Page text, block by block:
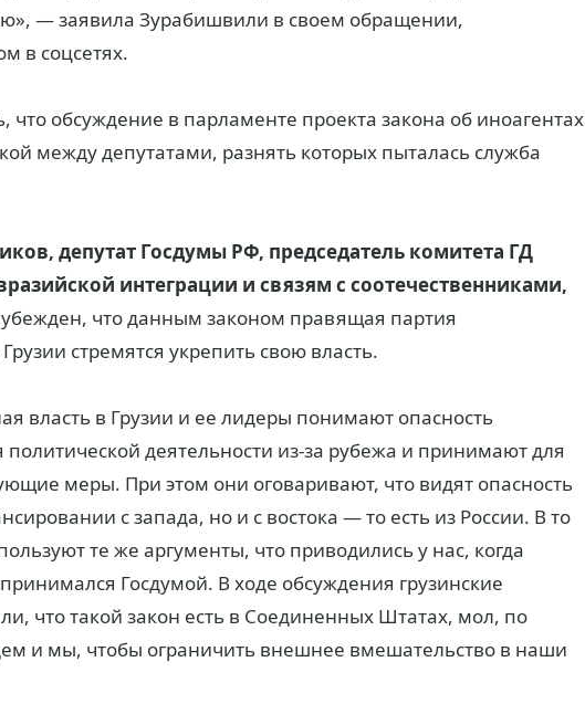
— заявила Зурабишвили в своем обращении,
в соцсетях.
что обсуждение в парламенте проекта закона об иноагентах
между депутатами, разнять которых пыталась служба
депутат Госдумы РФ, председатель комитета ГД
интеграции и связям с соотечественниками,
что данным законом правящая партия
стремятся укрепить свою власть.
власть в Грузии и ее лидеры понимают опасность
деятельности из-за рубежа и принимают для
меры. При этом они оговаривают, что видят опасность
с запада, но и с востока — то есть из России. В то
те же аргументы, что приводились у нас, когда
Госдумой. В ходе обсуждения грузинские
что такой закон есть в Соединенных Штатах, мол, по
и мы, чтобы ограничить внешнее вмешательство в наши